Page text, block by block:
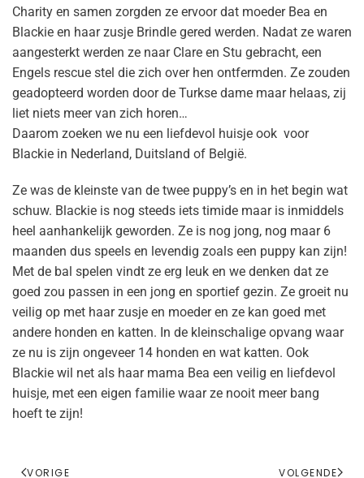
Charity en samen zorgden ze ervoor dat moeder Bea en
Blackie en haar zusje Brindle gered werden. Nadat ze waren
aangesterkt werden ze naar Clare en Stu gebracht, een
Engels rescue stel die zich over hen ontfermden. Ze zouden
geadopteerd worden door de Turkse dame maar helaas, zij
liet niets meer van zich horen…
Daarom zoeken we nu een liefdevol huisje ook voor
Blackie in Nederland, Duitsland of België.
Ze was de kleinste van de twee puppy’s en in het begin wat
schuw. Blackie is nog steeds iets timide maar is inmiddels
heel aanhankelijk geworden. Ze is nog jong, nog maar 6
maanden dus speels en levendig zoals een puppy kan zijn!
Met de bal spelen vindt ze erg leuk en we denken dat ze
goed zou passen in een jong en sportief gezin. Ze groeit nu
veilig op met haar zusje en moeder en ze kan goed met
andere honden en katten. In de kleinschalige opvang waar
ze nu is zijn ongeveer 14 honden en wat katten. Ook
Blackie wil net als haar mama Bea een veilig en liefdevol
huisje, met een eigen familie waar ze nooit meer bang
hoeft te zijn!
VORIGE VOLGENDE